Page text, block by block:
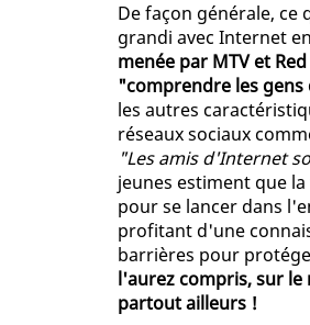
De façon générale,
grandi avec Internet
menée par MTV et
"comprendre les
les autres
réseaux sociaux
"Les amis d'Internet
jeunes estiment que
pour se lancer dans
profitant d'une
barrières pour
l'aurez compris, sur le
partout ailleurs !